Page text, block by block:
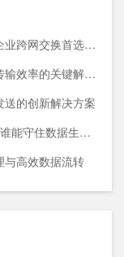
一文看懂文件摆渡系统厂商排名，IC芯片企业跨网交换首选方案
文件摆渡系统产品有哪些提升数据安全与传输效率的关键解决方案
的创新解决方案
锂电池行业安全数据交换系统TOP5榜单：谁能守住数据生命线？
与高效数据流转